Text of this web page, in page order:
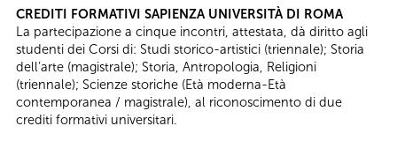
CREDITI FORMATIVI SAPIENZA UNIVERSITÀ DI ROMA
La partecipazione a cinque incontri, attestata, dà diritto agli
studenti dei Corsi di: Studi storico-artistici (triennale); Storia
dell’arte (magistrale); Storia, Antropologia, Religioni
(triennale); Scienze storiche (Età moderna-Età
contemporanea / magistrale), al riconoscimento di due
crediti formativi universitari.